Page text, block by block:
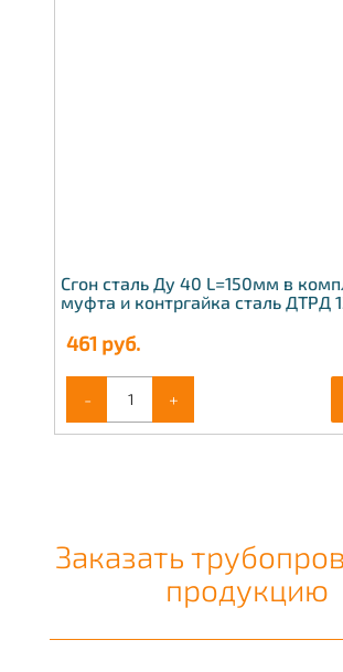
Сгон сталь Ду 40 L=150мм в
муфта и контргайка сталь ДТРД
461 руб.
- +
Заказать
продукцию